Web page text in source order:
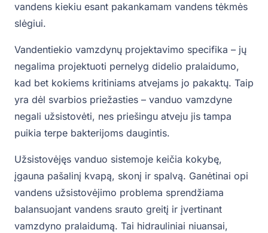
vandens kiekiu esant pakankamam vandens tėkmės
slėgiui.
Vandentiekio vamzdynų projektavimo specifika – jų
negalima projektuoti pernelyg didelio pralaidumo,
kad bet kokiems kritiniams atvejams jo pakaktų. Taip
yra dėl svarbios priežasties – vanduo vamzdyne
negali užsistovėti, nes priešingu atveju jis tampa
puikia terpe bakterijoms daugintis.
Užsistovėjęs vanduo sistemoje keičia kokybę,
įgauna pašalinį kvapą, skonį ir spalvą. Ganėtinai opi
vandens užsistovėjimo problema sprendžiama
balansuojant vandens srauto greitį ir įvertinant
vamzdyno pralaidumą. Tai hidrauliniai niuansai,